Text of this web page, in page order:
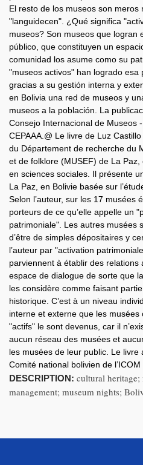
El resto de los museos son meros
"languidecen". ¿Qué significa
museos? Son museos que logran
público, que constituyen un
comunidad los asume como su
"museos activos" han logrado esa
gracias a su gestión interna y
en Bolivia una red de museos y
museos a la población. La
Consejo Internacional de Museos
CEPAAA.@ Le livre de Luz
du Département de recherche du
et de folklore (MUSEF) de La
en sciences sociales. Il présente
La Paz, en Bolivie basée sur
Selon l’auteur, sur les 17 musées
porteurs de ce qu’elle appelle un
patrimoniale". Les autres musées
d’être de simples dépositaires y
l’auteur par "activation
parviennent à établir des relations
espace de dialogue de sorte que
les considère comme faisant
historique. C’est à un niveau
interne et externe que les musées
"actifs" le sont devenus, car il
aucun réseau des musées et
les musées de leur public. Le livre
Comité national bolivien de l’ICOM
DESCRIPTION: cultural
management; museum nights;